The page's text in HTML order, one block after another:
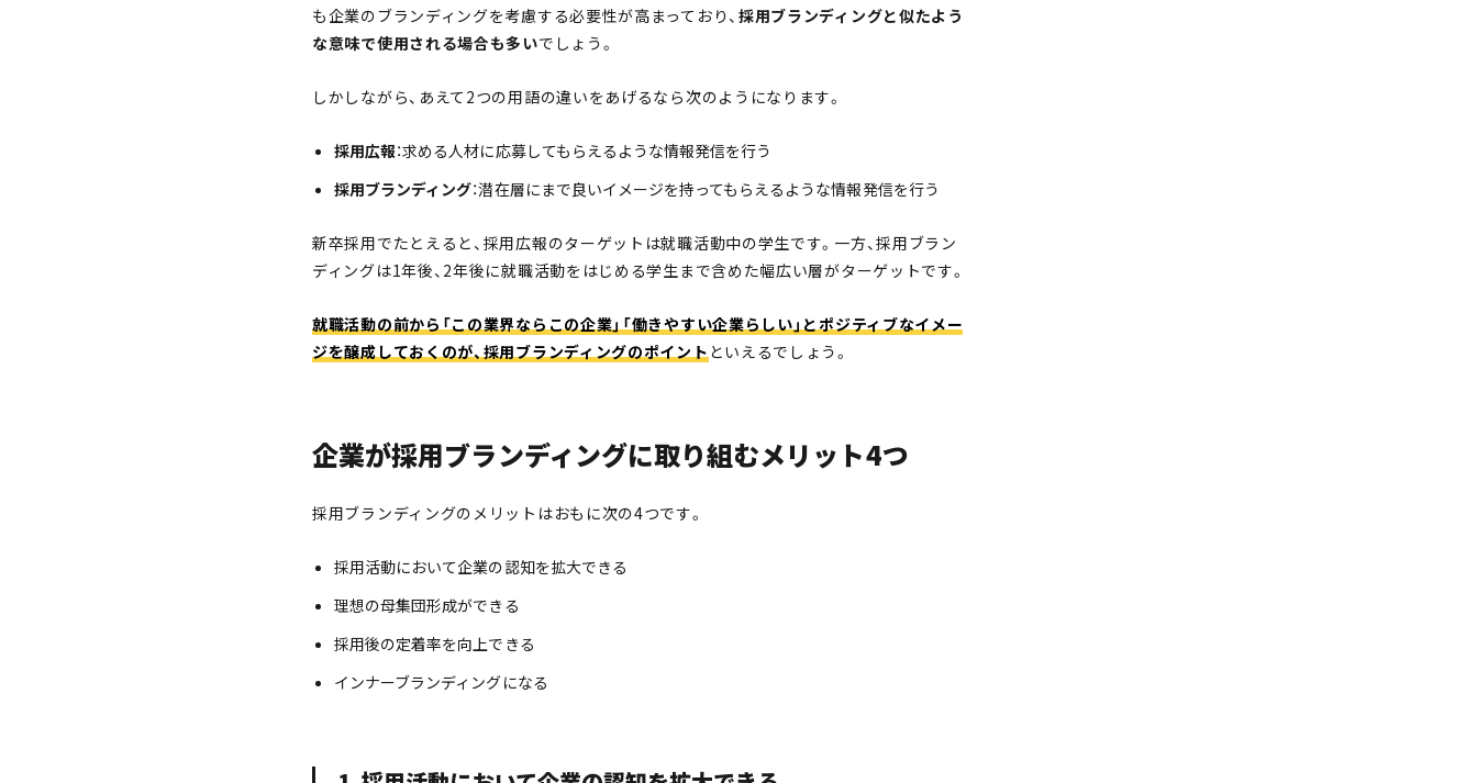
も企業のブランディングを考慮する必要性が高まっており、 採用ブランディングと似たよう
な意味で使用される場合も多いでしょう。
しかしながら、あえて2つの用語の違いをあげるなら次のようになります。
採用広報：求める人材に応募してもらえるような情報発信を行う
採用ブランディング：潜在層にまで良いイメージを持ってもらえるような情報発信を行う
新卒採用でたとえると、採用広報のターゲットは就職活動中の学生です。一方、採用ブラン
ディングは1年後、2年後に就職活動をはじめる学生まで含めた幅広い層がターゲットです。
就職活動の前から「この業界ならこの企業」「働きやすい企業らしい」とポジティブなイメー
ジを醸成しておくのが、採用ブランディングのポイントといえるでしょう。
企業が採用ブランディングに取り組むメリット4つ
採用ブランディングのメリットはおもに次の4つです。
採用活動において企業の認知を拡大できる
理想の母集団形成ができる
採用後の定着率を向上できる
インナーブランディングになる